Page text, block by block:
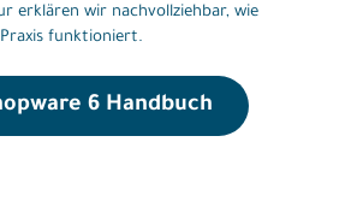
erklären wir nachvollziehbar, wie
funktioniert.
6 Handbuch